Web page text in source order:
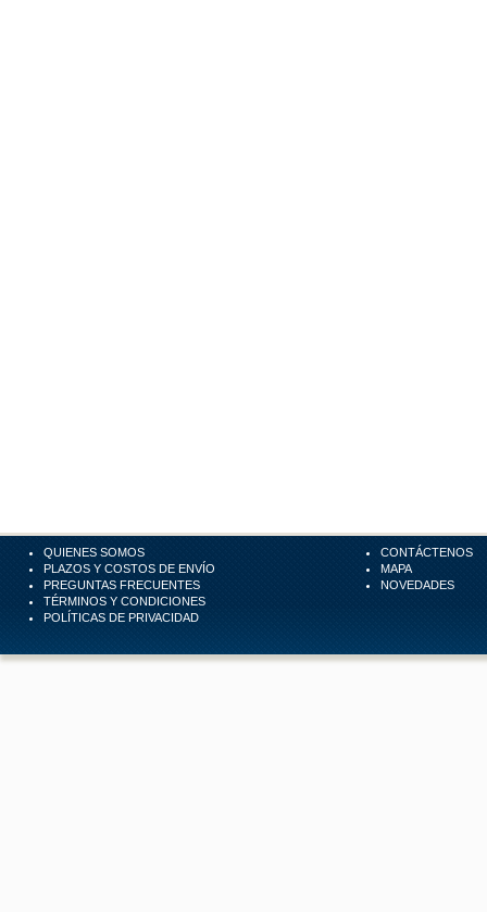
QUIENES SOMOS
PLAZOS Y COSTOS DE ENVÍO
PREGUNTAS FRECUENTES
TÉRMINOS Y CONDICIONES
POLÍTICAS DE PRIVACIDAD
CONTÁCTENOS
MAPA
NOVEDADES